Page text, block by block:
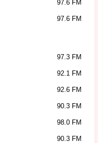
97.6 FM
97.6 FM
97.3 FM
92.1 FM
92.6 FM
90.3 FM
98.0 FM
90.3 FM